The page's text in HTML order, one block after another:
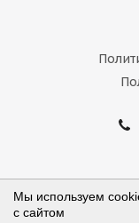
Мы используем
с сайтом